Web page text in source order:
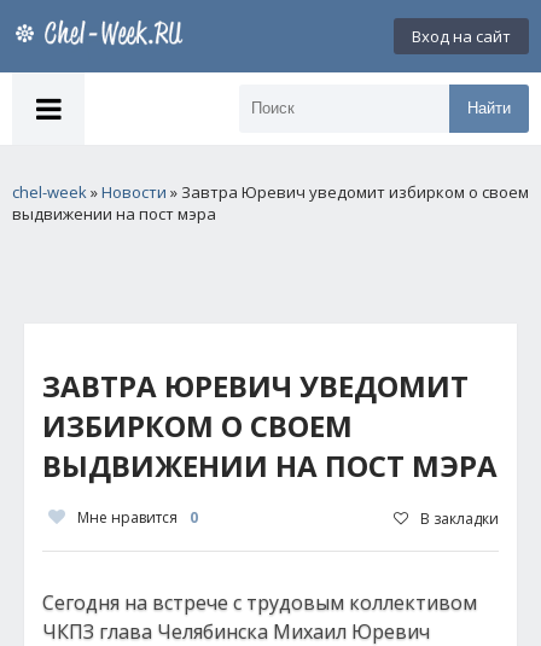
Вход на сайт
Найти
chel-week»Новости » Завтра Юревич уведомит избирком о своем
выдвижении на пост мэра
ЗАВТРА ЮРЕВИЧ УВЕДОМИТ
ИЗБИРКОМ О СВОЕМ
ВЫДВИЖЕНИИ НА ПОСТ МЭРА
Мне нравится 0 В закладки
Сегодня на встрече с трудовым коллективом
ЧКПЗ глава Челябинска Михаил Юревич